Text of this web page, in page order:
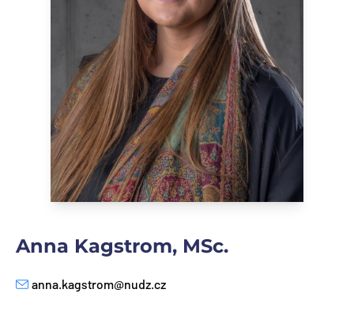
Anna Kagstrom, MSc.
E-mail
anna.kagstrom@nudz.cz